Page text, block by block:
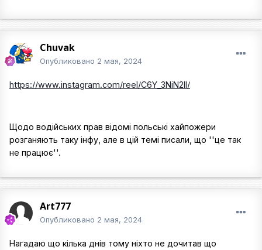
Chuvak
Опубликовано 2 мая, 2024
https://www.instagram.com/reel/C6Y_3NiN2Il/
Щодо водійських прав відомі польські хайпожери
розганяють таку інфу, але в цій темі писали, що ''це так
не працює''.
Art777
Опубликовано 2 мая, 2024
Нагадаю що кілька днів тому ніхто не дочитав що